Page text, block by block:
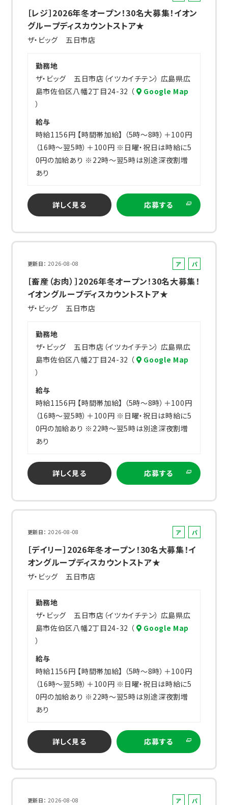
バ
ト
［レジ］2026年冬オープン！30名大募集！イオン
グループディスカウントストア★
ザ・ビッグ 五日市店
勤務地
ザ・ビッグ 五日市店（イツカイチテン） 広島県広
島市佐伯区八幡2丁目24-32 （
Google Map
）
給与
時給1156円 【時間帯加給】 （5時～8時）＋100円
（16時～翌5時）＋100円 ※日曜・祝日は時給に5
0円の加給あり ※22時～翌5時は別途深夜割増
あり
詳しく見る 応募する
更新日 2026-08-08
ア
バ
パ
ト
［畜産（お肉）］2026年冬オープン！30名大募集！
イオングループディスカウントストア★
ザ・ビッグ 五日市店
勤務地
ザ・ビッグ 五日市店（イツカイチテン） 広島県広
島市佐伯区八幡2丁目24-32 （
Google Map
）
給与
時給1156円 【時間帯加給】 （5時～8時）＋100円
（16時～翌5時）＋100円 ※日曜・祝日は時給に5
0円の加給あり ※22時～翌5時は別途深夜割増
あり
詳しく見る 応募する
更新日 2026-08-08
ア
バ
パ
ト
［デイリー］2026年冬オープン！30名大募集！イ
オングループディスカウントストア★
ザ・ビッグ 五日市店
勤務地
ザ・ビッグ 五日市店（イツカイチテン） 広島県広
島市佐伯区八幡2丁目24-32 （
Google Map
）
給与
時給1156円 【時間帯加給】 （5時～8時）＋100円
（16時～翌5時）＋100円 ※日曜・祝日は時給に5
0円の加給あり ※22時～翌5時は別途深夜割増
あり
詳しく見る 応募する
更新日 2026-08-08 ア パ